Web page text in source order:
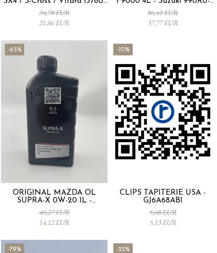
53SA0-000
34,78 EUR
21,86 EUR
21E72-004
86,41 EUR
37,77 EUR
-65%
ORIGINAL MAZDA ÖL
SUPRA-X 0W-20 1L -
0012MO0W20
40,27 EUR
14,12 EUR
-10%
CLIPS TAPITERIE USA -
GJ6A68AB1
5,68 EUR
5,13 EUR
-79% -22%